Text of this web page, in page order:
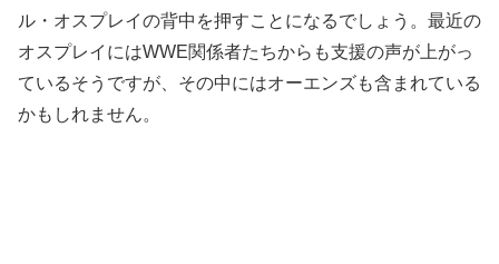
ル・オスプレイの背中を押すことになるでしょう。最近の
オスプレイにはWWE関係者たちからも支援の声が上がっ
ているそうですが、その中にはオーエンズも含まれている
かもしれません。